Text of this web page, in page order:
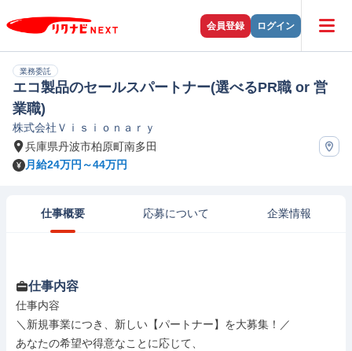
会員登録 ログイン
業務委託
エコ製品のセールスパートナー(選べるPR職 or 営
業職)
株式会社Ｖｉｓｉｏｎａｒｙ
兵庫県丹波市柏原町南多田
月給24万円～44万円
仕事概要 応募について 企業情報
仕事内容
仕事内容
＼新規事業につき、新しい【パートナー】を大募集！／
あなたの希望や得意なことに応じて、